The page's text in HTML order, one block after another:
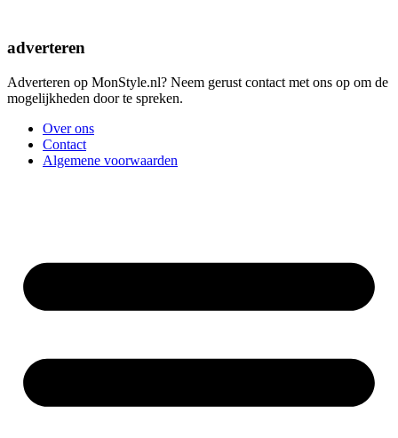
adverteren
Adverteren op MonStyle.nl? Neem gerust contact met ons op om de
mogelijkheden door te spreken.
Over ons
Contact
Algemene voorwaarden